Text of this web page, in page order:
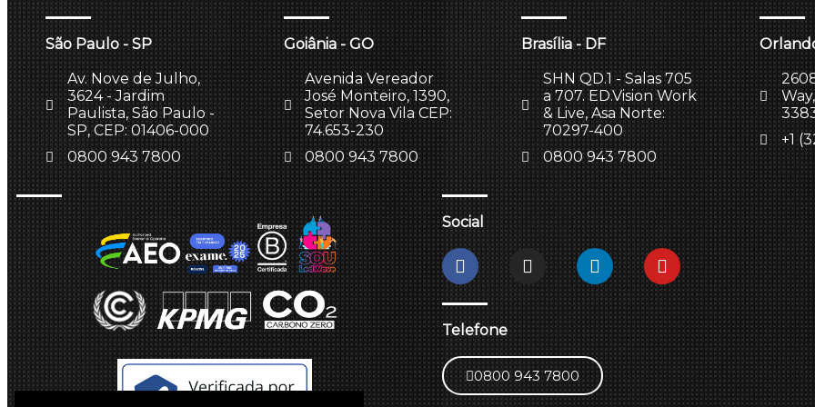
São Paulo - SP
Av. Nove de Julho,
3624 - Jardim
Paulista, São Paulo -
SP, CEP: 01406-000
0800 943 7800
Goiânia - GO
Avenida Vereador
José Monteiro, 1390,
Setor Nova Vila CEP:
74.653-230
0800 943 7800
Brasília - DF
SHN QD.1 - Salas 705
a 707. ED.Vision Work
& Live, Asa Norte:
70297-400
0800 943 7800
+1
Social
Telefone
0800 943 7800